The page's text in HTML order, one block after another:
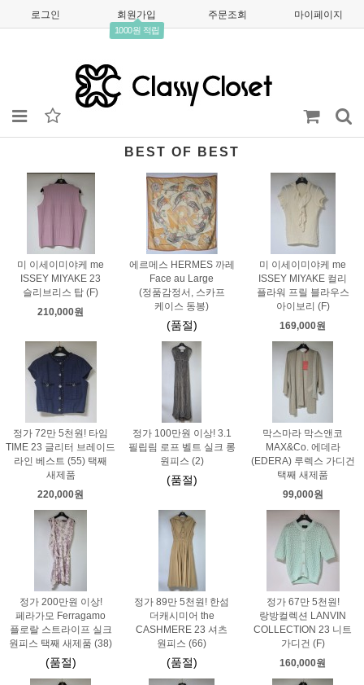
로그인 회원가입
1000원 적립
주문조회 마이페이지
BEST OF BEST
미 이세이미야케 me
ISSEY MIYAKE 23
슬리브리스 탑 (F)
210,000원
에르메스 HERMES 까레
Face au Large
(정품감정서, 스카프
케이스 동봉)
(품절)
미 이세이미야케 me
ISSEY MIYAKE 컬리
플라워 프릴 블라우스
아이보리 (F)
169,000원
정가 72만 5천원! 타임
TIME 23 글리터 브레이드
라인 베스트 (55) 택째
새제품
220,000원
정가 100만원 이상! 3.1
필립림 로프 벨트 실크 롱
원피스 (2)
(품절)
막스마라 막스앤코
MAX&Co. 에데라
(EDERA) 루렉스 가디건
택째 새제품
99,000원
정가 200만원 이상!
페라가모 Ferragamo
플로랄 스트라이프 실크
원피스 택째 새제품 (38)
(품절)
정가 89만 5천원! 한섬
더캐시미어 the
CASHMERE 23 셔츠
원피스 (66)
(품절)
정가 67만 5천원!
랑방컬렉션 LANVIN
COLLECTION 23 니트
가디건 (F)
160,000원